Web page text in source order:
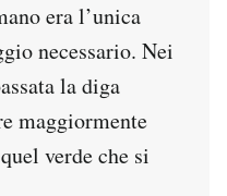
era l’unica
necessario. Nei
la diga
maggiormente
verde che si